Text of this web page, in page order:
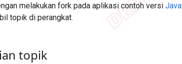
melakukan fork pada aplikasi contoh versi Java
topik di perangkat.
topik